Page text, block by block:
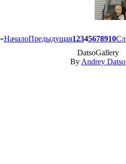
«НачалоПредыдущая12345678910
DatsoGallery
By Andrey Datso